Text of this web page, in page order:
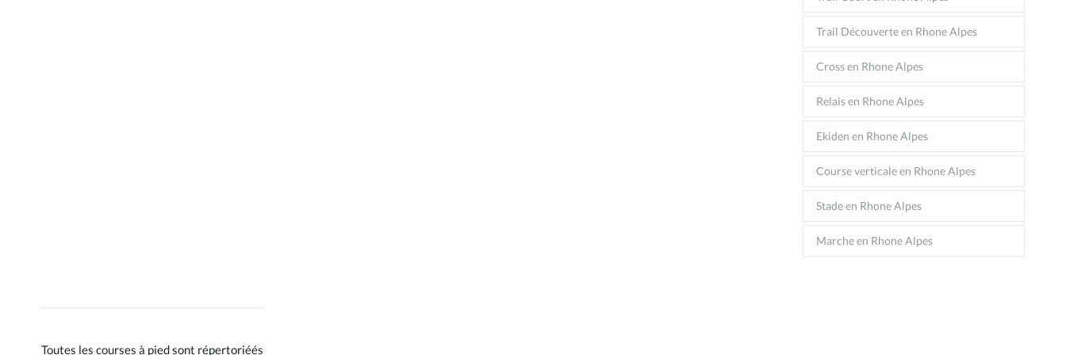
Toutes les courses à pied sont répertoriéés
Trail Découverte en Rhone Alpes
Cross en Rhone Alpes
Relais en Rhone Alpes
Ekiden en Rhone Alpes
Course verticale en Rhone Alpes
Stade en Rhone Alpes
Marche en Rhone Alpes